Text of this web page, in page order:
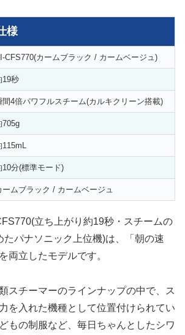
様
CFS770(カームブラック / カームベージュ)
19秒
間4倍パワフルスチーム(カルキクリーン搭載)
705g
115mL
10分(標準モード)
ームブラック / カームベージュ
立ち上がり約19秒・スチームの
たパナソニック上位機)は、「朝の速
両立したモデルです。
スチーマーのラインナップの中で、ス
を入れた機種として位置付けられてい
もの制服など、毎日ちゃんとしたシワ